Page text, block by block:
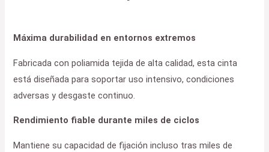
Máxima durabilidad en entornos extremos
Fabricada con poliamida tejida de alta calidad, esta cinta
está diseñada para soportar uso intensivo, condiciones
adversas y desgaste continuo.
Rendimiento fiable durante miles de ciclos
Mantiene su capacidad de fijación incluso tras miles de